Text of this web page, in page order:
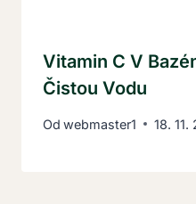
Vitamin C V
Čistou Vodu
Od webmaster1 18. 11.